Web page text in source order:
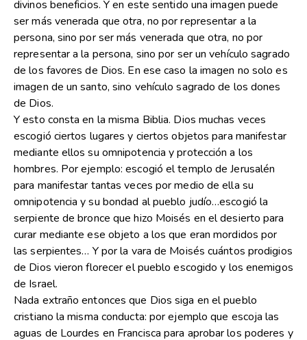
divinos beneficios. Y en este sentido una imagen puede
ser más venerada que otra, no por representar a la
persona, sino por ser más venerada que otra, no por
representar a la persona, sino por ser un vehículo sagrado
de los favores de Dios. En ese caso la imagen no solo es
imagen de un santo, sino vehículo sagrado de los dones
de Dios.
Y esto consta en la misma Biblia. Dios muchas veces
escogió ciertos lugares y ciertos objetos para manifestar
mediante ellos su omnipotencia y protección a los
hombres. Por ejemplo: escogió el templo de Jerusalén
para manifestar tantas veces por medio de ella su
omnipotencia y su bondad al pueblo judío…escogió la
serpiente de bronce que hizo Moisés en el desierto para
curar mediante ese objeto a los que eran mordidos por
las serpientes… Y por la vara de Moisés cuántos prodigios
de Dios vieron florecer el pueblo escogido y los enemigos
de Israel.
Nada extraño entonces que Dios siga en el pueblo
cristiano la misma conducta: por ejemplo que escoja las
aguas de Lourdes en Francisca para aprobar los poderes y